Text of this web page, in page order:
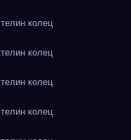
колец
колец
колец
колец